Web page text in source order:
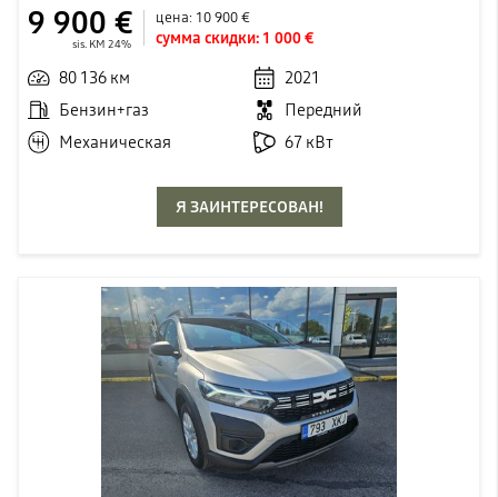
9 900 €
sis. KM 24%
цена: 10 900 €
сумма скидки: 1 000 €
80 136 км
2021
Бензин+газ
Передний
Механическая
67 кВт
Я ЗАИНТЕРЕСОВАН!